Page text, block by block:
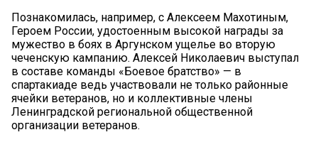
Познакомилась, например, с Алексеем Махотиным,
Героем России, удостоенным высокой награды за
мужество в боях в Аргунском ущелье во вторую
чеченскую кампанию. Алексей Николаевич выступал
в составе команды «Боевое братство» — в
спартакиаде ведь участвовали не только районные
ячейки ветеранов, но и коллективные члены
Ленинградской региональной общественной
организации ветеранов.